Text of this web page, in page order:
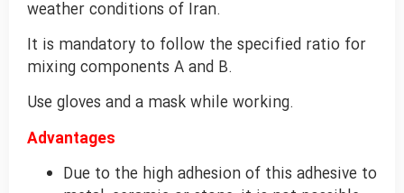
weather conditions of Iran.
It is mandatory to follow the specified ratio for
mixing components A and B.
Use gloves and a mask while working.
Advantages
Due to the high adhesion of this adhesive to